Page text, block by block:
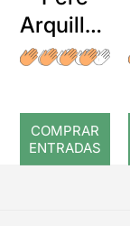
Arquillué
: Coral
COMPRAR
ENTRADAS